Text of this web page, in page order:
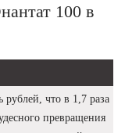
100 в
что в 1,7 раза
превращения